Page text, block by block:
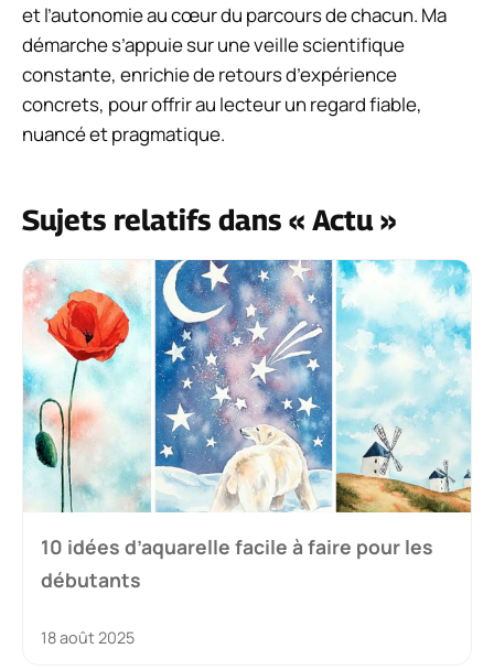
et l’autonomie au cœur du parcours de chacun. Ma
démarche s’appuie sur une veille scientifique
constante, enrichie de retours d’expérience
concrets, pour offrir au lecteur un regard fiable,
nuancé et pragmatique.
Sujets relatifs dans « Actu »
10 idées d’aquarelle facile à faire pour les
débutants
18 août 2025